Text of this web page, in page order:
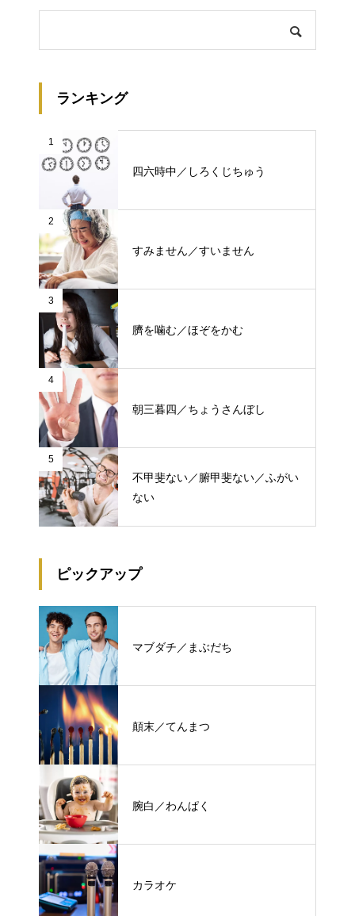
ランキング
1
四六時中／しろくじちゅう
2
すみません／すいません
3
臍を噛む／ほぞをかむ
4
朝三暮四／ちょうさんぼし
5
不甲斐ない／腑甲斐ない／ふがい
ない
ピックアップ
マブダチ／まぶだち
顛末／てんまつ
腕白／わんぱく
カラオケ